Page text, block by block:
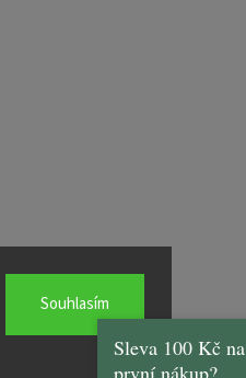
Souhlasím
Sleva 100 Kč na
první nákup?